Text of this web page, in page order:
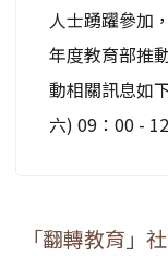
人士踴躍參加
年度教育部推
動相關訊息如
六) 09：00 -
「翻轉教育」